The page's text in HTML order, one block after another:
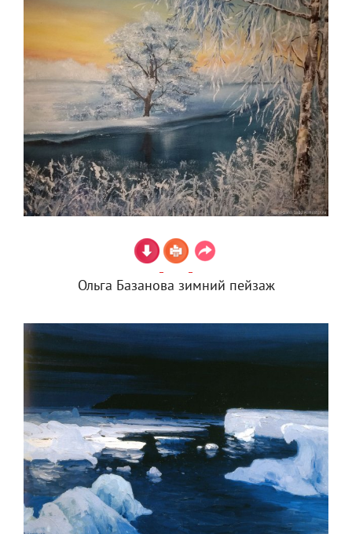
Ольга Базанова зимний пейзаж